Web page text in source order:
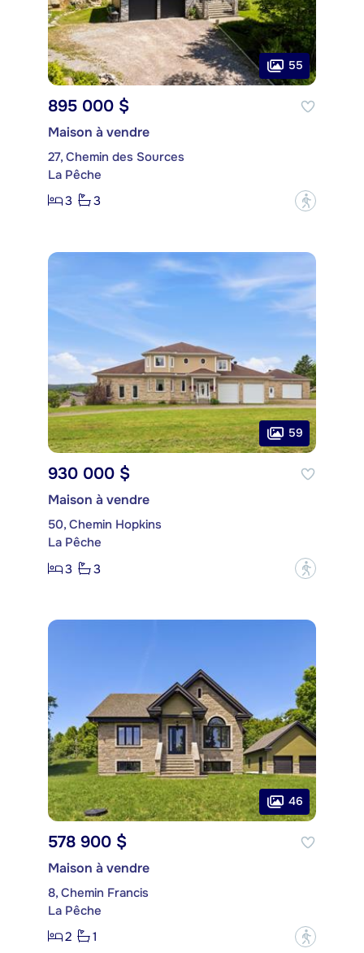
55
895 000 $
Maison à vendre
27, Chemin des Sources
La Pêche
3
3 ?
59
930 000 $
Maison à vendre
50, Chemin Hopkins
La Pêche
3
3 ?
46
578 900 $
Maison à vendre
8, Chemin Francis
La Pêche
2
1 ?